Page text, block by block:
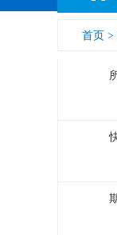
首页 >